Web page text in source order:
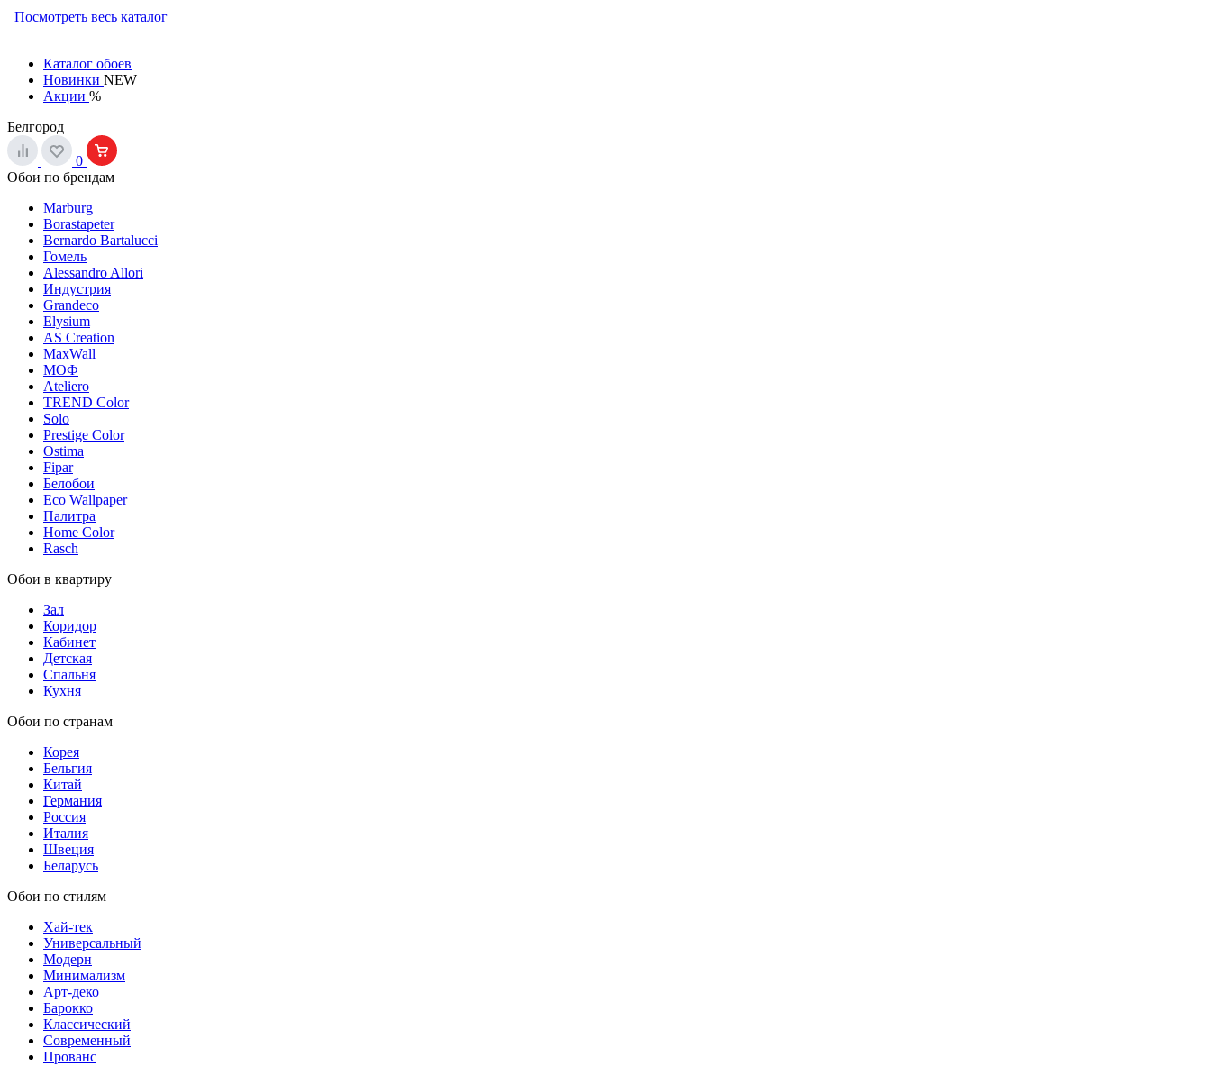
Посмотреть весь каталог
Каталог обоев
Новинки NEW
Акции %
Белгород
0
Обои по брендам
Marburg
Borastapeter
Bernardo Bartalucci
Гомель
Alessandro Allori
Индустрия
Grandeco
Elysium
AS Creation
MaxWall
МОФ
Ateliero
TREND Color
Solo
Prestige Color
Ostima
Fipar
Белобои
Eco Wallpaper
Палитра
Home Color
Rasch
Обои в квартиру
Зал
Коридор
Кабинет
Детская
Спальня
Кухня
Обои по странам
Корея
Бельгия
Китай
Германия
Россия
Италия
Швеция
Беларусь
Обои по стилям
Хай-тек
Универсальный
Модерн
Минимализм
Арт-деко
Барокко
Классический
Современный
Прованс